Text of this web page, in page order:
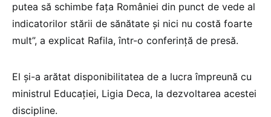
putea să schimbe faţa României din punct de vede al
indicatorilor stării de sănătate şi nici nu costă foarte
mult”, a explicat Rafila, într-o conferinţă de presă.
El şi-a arătat disponibilitatea de a lucra împreună cu
ministrul Educaţiei, Ligia Deca, la dezvoltarea acestei
discipline.